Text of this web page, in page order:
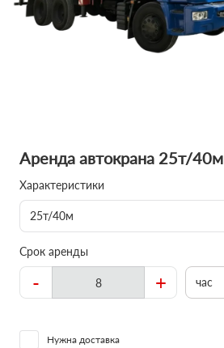
Аренда автокрана 25т/40м
Характеристики
25т/40м
Срок аренды
- + час
Нужна доставка